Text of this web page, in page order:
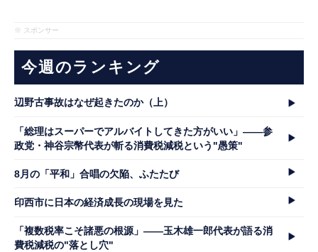
※ スポンサー
今週のランキング
辺野古事故はなぜ起きたのか（上）
「総理はスーパーでアルバイトしてきた方がいい」――参
政党・神谷宗幣代表が斬る消費税減税という"愚策"
8月の「平和」合唱の欠陥、ふたたび
印西市に日本の経済成長の現場を見た
「複数税率こそ諸悪の根源」――玉木雄一郎代表が語る消
費税減税の"落とし穴"